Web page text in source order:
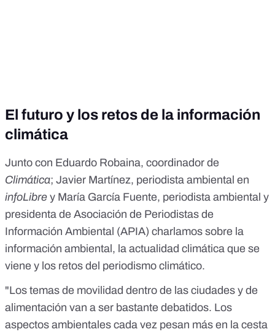
El futuro y los retos de la información
climática
Junto con Eduardo Robaina, coordinador de
Climática; Javier Martínez, periodista ambiental en
infoLibre y María García Fuente, periodista ambiental y
presidenta de Asociación de Periodistas de
Información Ambiental (APIA) charlamos sobre la
información ambiental, la actualidad climática que se
viene y los retos del periodismo climático.
"Los temas de movilidad dentro de las ciudades y de
alimentación van a ser bastante debatidos. Los
aspectos ambientales cada vez pesan más en la cesta